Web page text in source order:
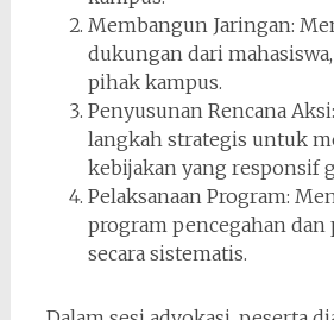
Membangun Jaringan:
dukungan dari
pihak kampus.
Penyusunan Rencana
langkah strategis untuk
kebijakan yang responsif
Pelaksanaan Program:
program pencegahan dan
secara sistematis.